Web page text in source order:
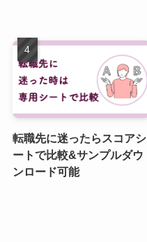
転職先に迷ったらスコアシ
ートで比較&サンプルダウ
ンロード可能